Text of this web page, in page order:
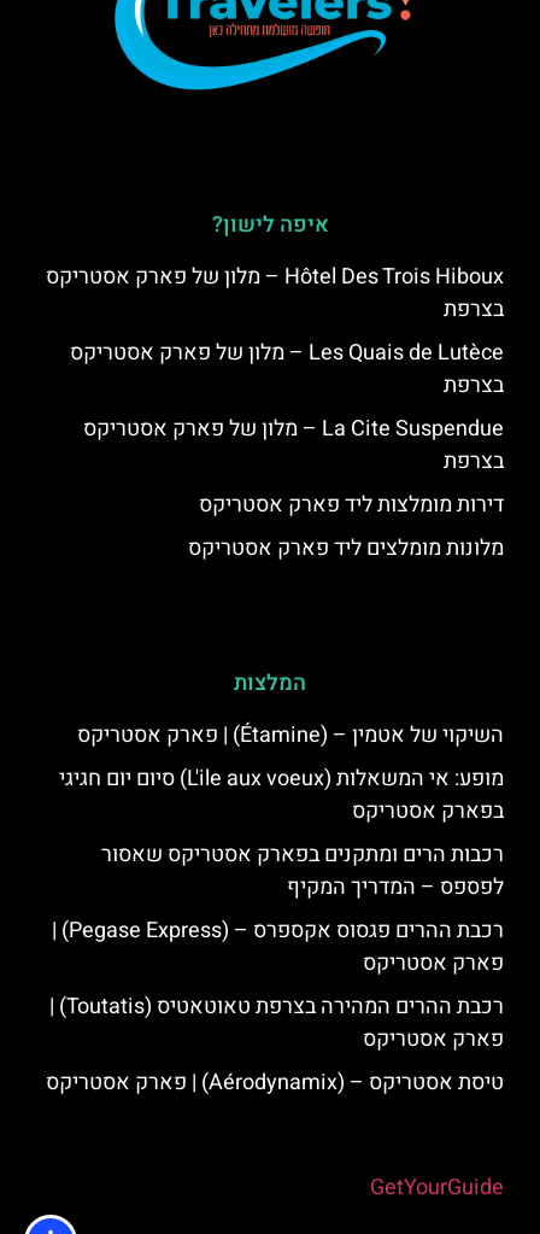
איפה לישון?
Hôtel Des Trois Hiboux – מלון של פארק אסטריקס
בצרפת
Les Quais de Lutèce – מלון של פארק אסטריקס
בצרפת
La Cite Suspendue – מלון של פארק אסטריקס
בצרפת
דירות מומלצות ליד פארק אסטריקס
מלונות מומלצים ליד פארק אסטריקס
המלצות
השיקוי של אטמין – (Étamine) | פארק אסטריקס
מופע: אי המשאלות (L'ile aux voeux) סיום יום חגיגי
בפארק אסטריקס
רכבות הרים ומתקנים בפארק אסטריקס שאסור
לפספס – המדריך המקיף
רכבת ההרים פגסוס אקספרס – (Pegase Express) |
פארק אסטריקס
רכבת ההרים המהירה בצרפת טאוטאטיס (Toutatis) |
פארק אסטריקס
טיסת אסטריקס – (Aérodynamix) | פארק אסטריקס
GetYourGuide